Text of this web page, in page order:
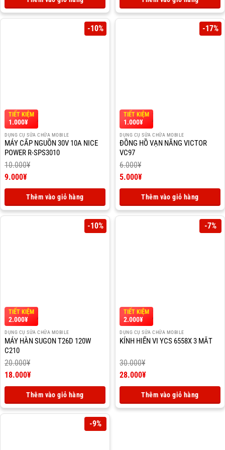
15.000¥.
tại
là:
10.000¥.
tại
là:
-10%
TIẾT KIỆM
1.000¥
DỤNG CỤ SỮA CHỮA MOBILE
MÁY CẤP NGUỒN 30V 10A NICE
POWER R-SPS3010
10.000¥
Giá
10.000¥.
9.000¥
tại
là:
Thêm vào giỏ hàng
-17%
TIẾT KIỆM
1.000¥
DỤNG CỤ SỮA CHỮA MOBILE
ĐỒNG HỒ VẠN NĂNG VICTOR
VC97
6.000¥
Giá
6.000¥.
5.000¥
tại
là:
Thêm vào giỏ hàng
-10%
TIẾT KIỆM
2.000¥
DỤNG CỤ SỮA CHỮA MOBILE
MÁY HÀN SUGON T26D 120W
C210
20.000¥
Giá
20.000¥.
18.000¥
tại
là:
Thêm vào giỏ hàng
-7%
TIẾT KIỆM
2.000¥
DỤNG CỤ SỮA CHỮA MOBILE
KÍNH HIỂN VI YCS 6558X 3 MẮT
30.000¥
Giá
30.000¥.
28.000¥
tại
là:
Thêm vào giỏ hàng
-9%